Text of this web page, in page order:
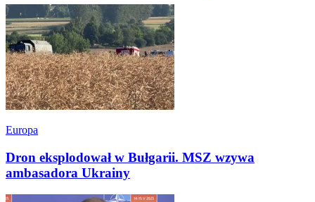
Europa
Dron eksplodował w Bułgarii. MSZ wzywa
ambasadora Ukrainy